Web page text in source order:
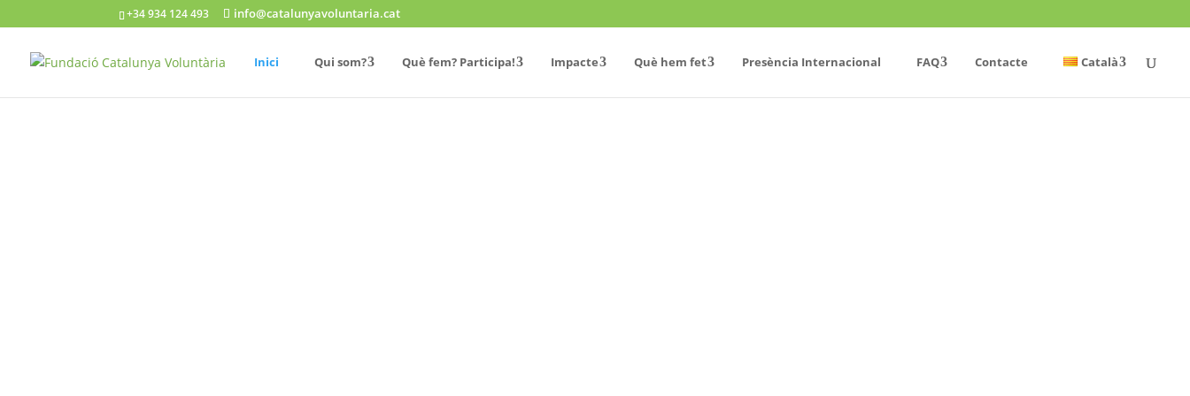
+34 934 124 493 info@catalunyavoluntaria.cat
Inici Qui som? Què fem? Participa! Impacte Què hem fet Presència Internacional FAQ Contacte Català